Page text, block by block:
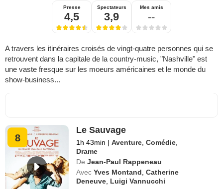
Presse
4,5
Spectateurs
3,9
Mes amis
--
A travers les itinéraires croisés de vingt-quatre personnes qui se
retrouvent dans la capitale de la country-music, "Nashville" est
une vaste fresque sur les moeurs américaines et le monde du
show-business...
8
Le Sauvage
1h 43min | Aventure ,Comédie
Drame
De Jean-Paul Rappeneau
Avec Yves Montand ,Catherine
Deneuve Luigi Vannucchi